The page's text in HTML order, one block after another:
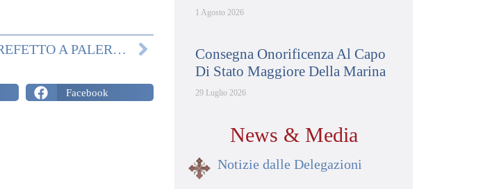
S.A.R. IL GRAN PREFETTO A PALERMO
Facebook
1 Agosto 2026
Consegna Onorificenza Al Capo
Di Stato Maggiore Della Marina
29 Luglio 2026
News & Media
Notizie dalle Delegazioni